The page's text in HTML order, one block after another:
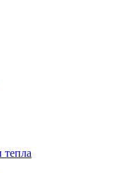
тепла